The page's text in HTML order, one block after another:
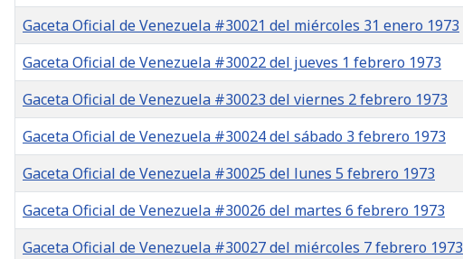
Gaceta Oficial de Venezuela #30021 del miércoles 31 enero 1973
Gaceta Oficial de Venezuela #30022 del jueves 1 febrero 1973
Gaceta Oficial de Venezuela #30023 del viernes 2 febrero 1973
Gaceta Oficial de Venezuela #30024 del sábado 3 febrero 1973
Gaceta Oficial de Venezuela #30025 del lunes 5 febrero 1973
Gaceta Oficial de Venezuela #30026 del martes 6 febrero 1973
Gaceta Oficial de Venezuela #30027 del miércoles 7 febrero 1973